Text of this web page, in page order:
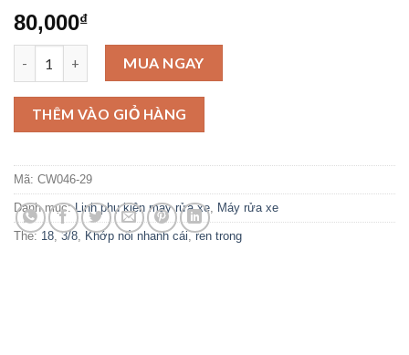
80,000₫
Khớp nối nhanh cái 3/8 ren trong 18 số lượng
MUA NGAY
THÊM VÀO GIỎ HÀNG
Mã: CW046-29
Danh mục:Linh phụ kiện máy rửa xe Máy rửa xe
Thẻ: 18 ,3/8 Khớp nối nhanh cái,ren trong